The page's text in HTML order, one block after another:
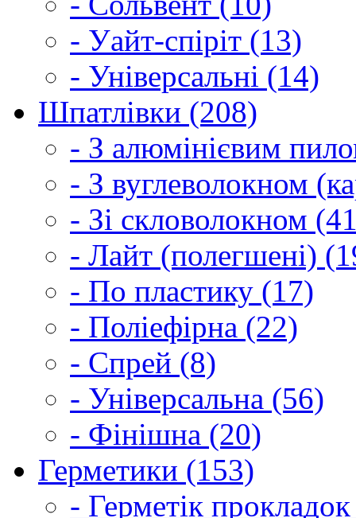
- Уайт-спіріт (13)
- Універсальні (14)
Шпатлівки (208)
- З алюмінієвим
- З вуглеволокном
- Зі скловолокном
- Лайт (полегшені)
- По пластику (17)
- Поліефірна (22)
- Спрей (8)
- Універсальна (56)
- Фінішна (20)
Герметики (153)
- Герметік